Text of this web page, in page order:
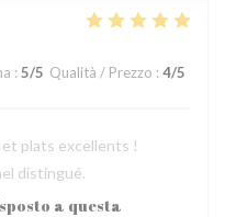
: 5/5 Qualità / Prezzo : 4/5
et plats excellents !
distingué.
a questa